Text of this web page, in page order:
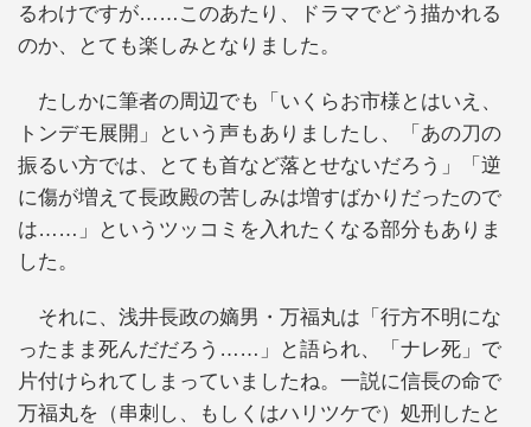
るわけですが……このあたり、ドラマでどう描かれる
のか、とても楽しみとなりました。
たしかに筆者の周辺でも「いくらお市様とはいえ、
トンデモ展開」という声もありましたし、「あの刀の
振るい方では、とても首など落とせないだろう」「逆
に傷が増えて長政殿の苦しみは増すばかりだったので
は……」というツッコミを入れたくなる部分もありま
した。
それに、浅井長政の嫡男・万福丸は「行方不明にな
ったまま死んだだろう……」と語られ、「ナレ死」で
片付けられてしまっていましたね。一説に信長の命で
万福丸を（串刺し、もしくはハリツケで）処刑したと